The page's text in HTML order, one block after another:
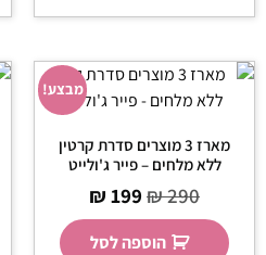
מבצע!
מארז 3 מוצרים סדרת קרטין
ללא מלחים – פייר ג'ולייט
₪290
₪199
הוספה לסל